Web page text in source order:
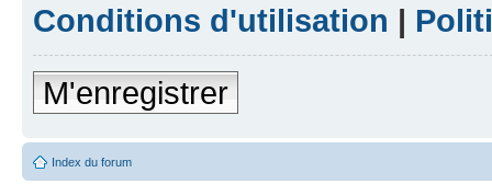
Conditions d'utilisation |
M'enregistrer
Index du forum